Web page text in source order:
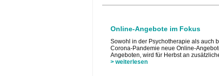
Online-Angebote im Fokus
Sowohl in der Psychotherapie als auch
Corona-Pandemie neue Online-
Angeboten, wird für Herbst an
> weiterlesen